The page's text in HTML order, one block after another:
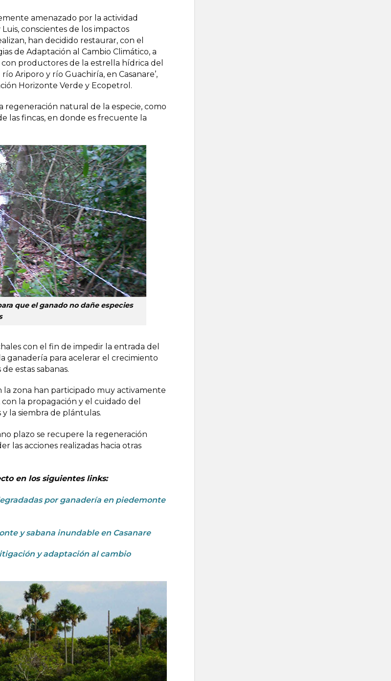
amenazado por la actividad
conscientes de los impactos
han decidido restaurar, con el
de Adaptación al Cambio Climático, a
productores de la estrella hídrica del
Ariporo y río Guachiría, en Casanare’,
Horizonte Verde y Ecopetrol.
regeneración natural de la especie, como
las fincas, en donde es frecuente la
que el ganado no dañe especies
con el fin de impedir la entrada del
ganadería para acelerar el crecimiento
estas sabanas.
la zona han participado muy activamente
la propagación y el cuidado del
la siembra de plántulas.
plazo se recupere la regeneración
las acciones realizadas hacia otras
en los siguientes links:
por ganadería en piedemonte
y sabana inundable en Casanare
y adaptación al cambio